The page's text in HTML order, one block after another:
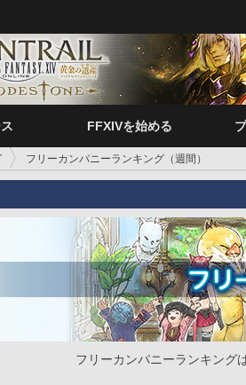
FFXIVを始める
フリーカンパニーランキング（週間）
フリーカンパニーランキング